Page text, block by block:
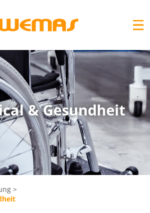
& Gesundheit
>